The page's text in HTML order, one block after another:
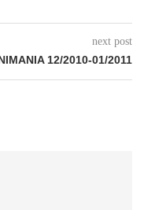
next post
12/2010-01/2011